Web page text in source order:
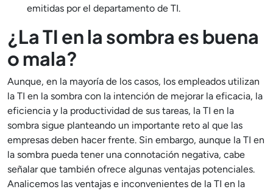
emitidas por el departamento de TI.
¿La TI en la sombra es buena
o mala?
Aunque, en la mayoría de los casos, los empleados utilizan
la TI en la sombra con la intención de mejorar la eficacia, la
eficiencia y la productividad de sus tareas, la TI en la
sombra sigue planteando un importante reto al que las
empresas deben hacer frente. Sin embargo, aunque la TI en
la sombra pueda tener una connotación negativa, cabe
señalar que también ofrece algunas ventajas potenciales.
Analicemos las ventajas e inconvenientes de la TI en la